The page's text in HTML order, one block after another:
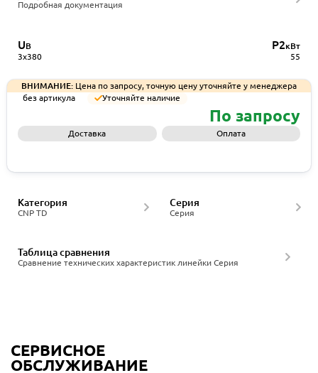
Подробная документация
UВ
3x380
P2кВт
55
ВНИМАНИЕ: Цена по запросу, точную цену уточняйте у менеджера
без артикула
Уточняйте наличие
По запросу
Доставка Оплата
CNP TD
Категория
Серия
Серия
Сравнение технических характеристик линейки Серия
Таблица сравнения
СЕРВИСНОЕ
ОБСЛУЖИВАНИЕ